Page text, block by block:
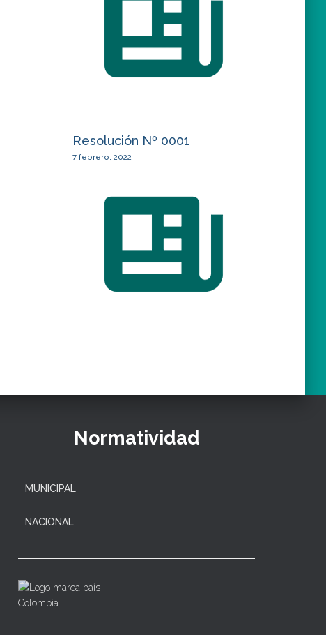
Resolución Nº 0001
7 febrero, 2022
Normatividad
MUNICIPAL
NACIONAL